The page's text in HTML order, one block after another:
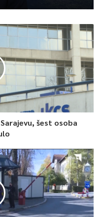
šest osoba